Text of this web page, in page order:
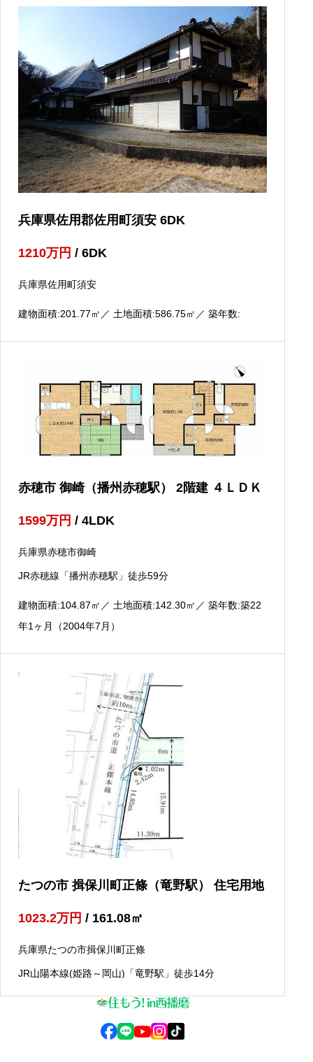
兵庫県佐用郡佐用町須安 6DK
1210万円 / 6DK
兵庫県佐用町須安
建物面積:201.77㎡ ／ 土地面積:586.75㎡ ／ 築年数:
赤穂市 御崎（播州赤穂駅） 2階建 ４ＬＤＫ
1599万円 / 4LDK
兵庫県赤穂市御崎
JR赤穂線「播州赤穂駅」徒歩59分
建物面積:104.87㎡ ／ 土地面積:142.30㎡ ／ 築年数:築22
年1ヶ月（2004年7月）
たつの市 揖保川町正條（竜野駅） 住宅用地
1023.2万円 / 161.08㎡
兵庫県たつの市揖保川町正條
JR山陽本線(姫路～岡山)「竜野駅」徒歩14分